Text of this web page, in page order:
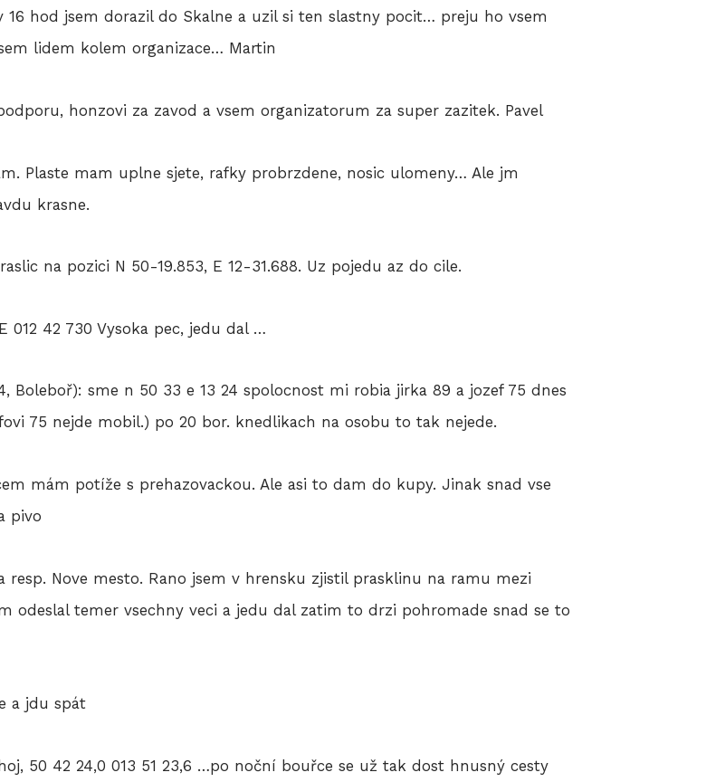
16 hod jsem dorazil do Skalne a uzil si ten slastny pocit… preju ho vsem
lidem kolem organizace… Martin
honzovi za zavod a vsem organizatorum za super zazitek. Pavel
Plaste mam uplne sjete, rafky probrzdene, nosic ulomeny… Ale jm
krasne.
na pozici N 50-19.853, E 12-31.688. Uz pojedu az do cile.
012 42 730 Vysoka pec, jedu dal …
Boleboř): sme n 50 33 e 13 24 spolocnost mi robia jirka 89 a jozef 75 dnes
75 nejde mobil.) po 20 bor. knedlikach na osobu to tak nejede.
mám potíže s prehazovackou. Ale asi to dam do kupy. Jinak snad vse
pivo
resp. Nove mesto. Rano jsem v hrensku zjistil prasklinu na ramu mezi
odeslal temer vsechny veci a jedu dal zatim to drzi pohromade snad se to
a jdu spát
50 42 24,0 013 51 23,6 …po noční bouřce se už tak dost hnusný cesty